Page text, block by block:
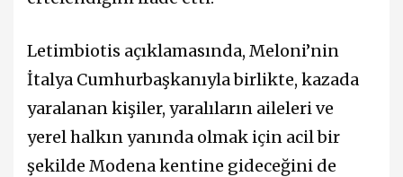
Letimbiotis açıklamasında, Meloni’nin
İtalya Cumhurbaşkanıyla birlikte, kazada
yaralanan kişiler, yaralıların aileleri ve
yerel halkın yanında olmak için acil bir
şekilde Modena kentine gideceğini de